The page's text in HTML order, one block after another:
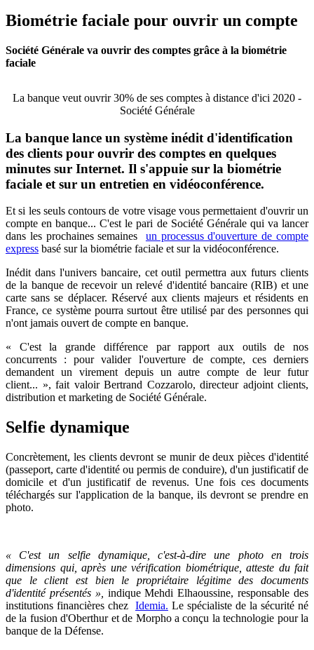
Biométrie faciale pour ouvrir un compte
Société Générale va ouvrir des comptes grâce à la biométrie
faciale
La banque veut ouvrir 30% de ses comptes à distance d'ici 2020 -
Société Générale
La banque lance un système inédit d'identification
des clients pour ouvrir des comptes en quelques
minutes sur Internet. Il s'appuie sur la biométrie
faciale et sur un entretien en vidéoconférence.
Et si les seuls contours de votre visage vous permettaient d'ouvrir un
compte en banque... C'est le pari de Société Générale qui va lancer
dans les prochaines semaines un processus d'ouverture de compte
express basé sur la biométrie faciale et sur la vidéoconférence.
Inédit dans l'univers bancaire, cet outil permettra aux futurs clients
de la banque de recevoir un relevé d'identité bancaire (RIB) et une
carte sans se déplacer. Réservé aux clients majeurs et résidents en
France, ce système pourra surtout être utilisé par des personnes qui
n'ont jamais ouvert de compte en banque.
« C'est la grande différence par rapport aux outils de nos
concurrents : pour valider l'ouverture de compte, ces derniers
demandent un virement depuis un autre compte de leur futur
client... », fait valoir Bertrand Cozzarolo, directeur adjoint clients,
distribution et marketing de Société Générale.
Selfie dynamique
Concrètement, les clients devront se munir de deux pièces d'identité
(passeport, carte d'identité ou permis de conduire), d'un justificatif de
domicile et d'un justificatif de revenus. Une fois ces documents
téléchargés sur l'application de la banque, ils devront se prendre en
photo.
« C'est un selfie dynamique, c'est-à-dire une photo en trois
dimensions qui, après une vérification biométrique, atteste du fait
que le client est bien le propriétaire légitime des documents
d'identité présentés »,
indique Mehdi Elhaoussine, responsable des
institutions financières chez Idemia. Le spécialiste de la sécurité né
de la fusion d'Oberthur et de Morpho a conçu la technologie pour la
banque de la Défense.